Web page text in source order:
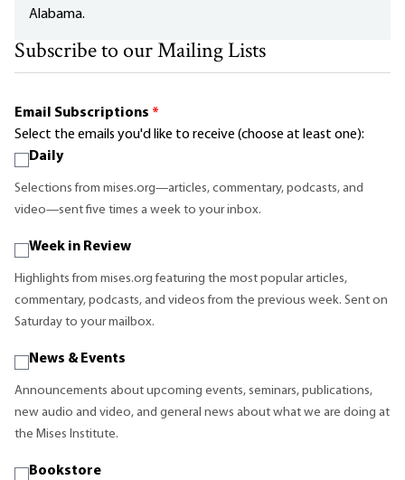
Alabama.
Subscribe to our Mailing Lists
Email Subscriptions *
Select the emails you'd like to receive (choose at least one):
Daily
Selections from mises.org—articles, commentary, podcasts, and
video—sent five times a week to your inbox.
Week in Review
Highlights from mises.org featuring the most popular articles,
commentary, podcasts, and videos from the previous week. Sent on
Saturday to your mailbox.
News & Events
Announcements about upcoming events, seminars, publications,
new audio and video, and general news about what we are doing at
the Mises Institute.
Bookstore